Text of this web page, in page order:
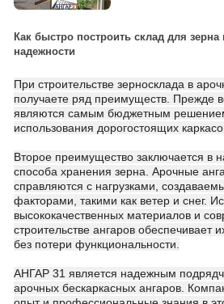
Как быстро построить склад для
надежности
При строительстве зерносклада в
получаете ряд преимуществ. Прежде
являются самым бюджетным
использования дорогостоящих
Второе преимущество заключается в
способа хранения зерна. Арочные
справляются с нагрузками,
факторами, такими как ветер и снег.
высококачественных материалов и
строительстве ангаров обеспечивает
без потери функциональности.
АНГАР 31 является надежным
арочных бескаркасных ангаров.